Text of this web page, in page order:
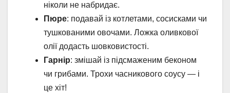
ніколи не набридає.
Пюре: подавай із котлетами, сосисками чи
тушкованими овочами. Ложка оливкової
олії додасть шовковистості.
Гарнір: змішай із підсмаженим беконом
чи грибами. Трохи часникового соусу — і
це хіт!